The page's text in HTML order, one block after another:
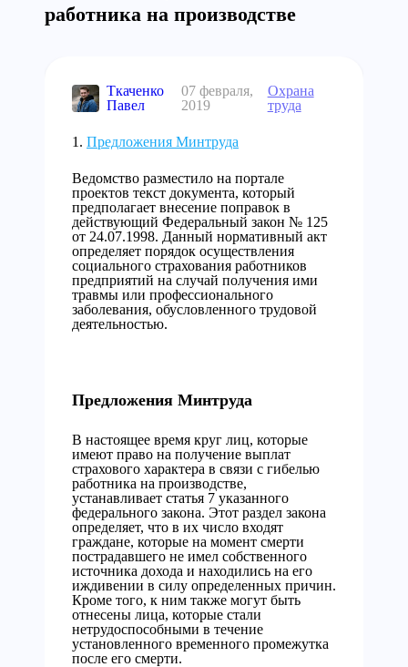
работника на производстве
Ткаченко
Павел
07 февраля,
2019
Охрана
труда
Предложения Минтруда
Ведомство разместило на портале
проектов текст документа, который
предполагает внесение поправок в
действующий Федеральный закон № 125
от 24.07.1998. Данный нормативный акт
определяет порядок осуществления
социального страхования работников
предприятий на случай получения ими
травмы или профессионального
заболевания, обусловленного трудовой
деятельностью.
Предложения Минтруда
В настоящее время круг лиц, которые
имеют право на получение выплат
страхового характера в связи с гибелью
работника на производстве,
устанавливает статья 7 указанного
федерального закона. Этот раздел закона
определяет, что в их число входят
граждане, которые на момент смерти
пострадавшего не имел собственного
источника дохода и находились на его
иждивении в силу определенных причин.
Кроме того, к ним также могут быть
отнесены лица, которые стали
нетрудоспособными в течение
установленного временного промежутка
после его смерти.